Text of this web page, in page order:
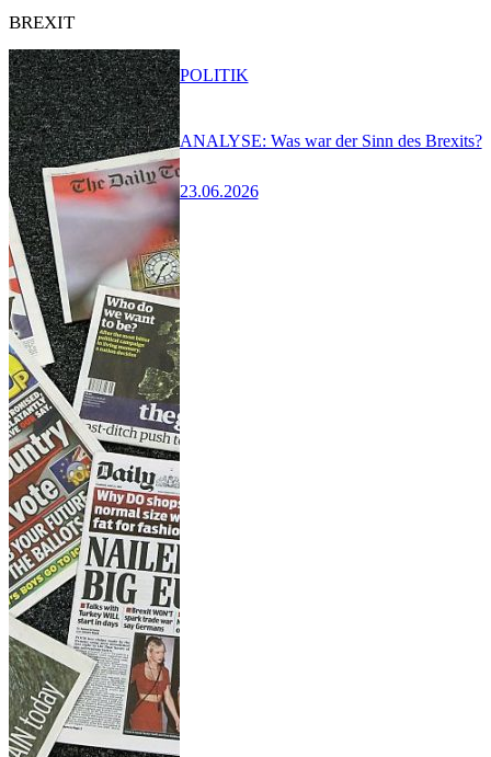
BREXIT
ANALYSE: Was war der Sinn des Brexits?
23.06.2026
POLITIK